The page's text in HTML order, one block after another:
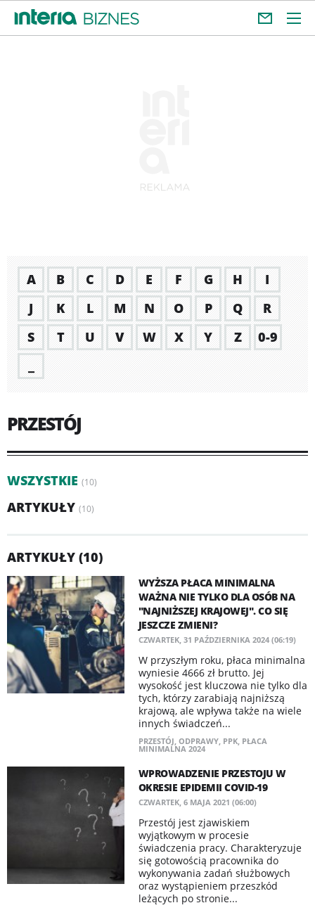
A B C D E F G H
I
J
K L M N O P Q
R
S
T U V W X Y Z
0-9
PRZESTÓJ
WSZYSTKIE (10)
ARTYKUŁY (10)
ARTYKUŁY (10)
WYŻSZA PŁACA MINIMALNA
WAŻNA NIE TYLKO DLA OSÓB NA
"NAJNIŻSZEJ KRAJOWEJ". CO SIĘ
JESZCZE ZMIENI?
CZWARTEK, 31 PAŹDZIERNIKA 2024 (06:19)
W przyszłym roku, płaca minimalna
wyniesie 4666 zł brutto. Jej
wysokość jest kluczowa nie tylko dla
tych, którzy zarabiają najniższą
krajową, ale wpływa także na wiele
innych świadczeń...
PRZESTÓJ, ODPRAWY, PPK, PŁACA
MINIMALNA 2024
WPROWADZENIE PRZESTOJU W
OKRESIE EPIDEMII COVID-19
CZWARTEK, 6 MAJA 2021 (06:00)
Przestój jest zjawiskiem
wyjątkowym w procesie
świadczenia pracy. Charakteryzuje
się gotowością pracownika do
wykonywania zadań służbowych
oraz wystąpieniem przeszkód
leżących po stronie...